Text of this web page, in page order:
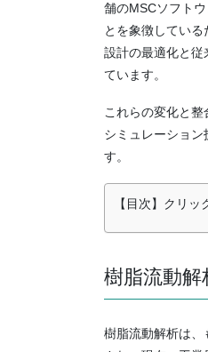
舗のMSCソフト
とを象徴してい
設計の最適化と従
ています。
これらの変化と
シミュレーショ
す。
【目次】クリ
樹脂流動
樹脂流動解析は、